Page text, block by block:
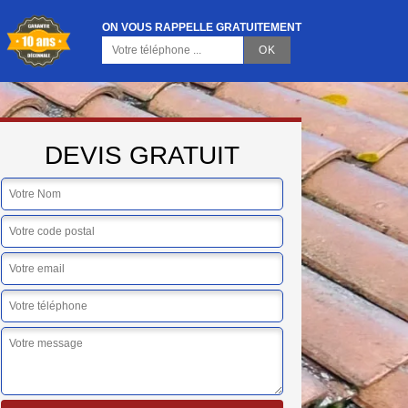
ON VOUS RAPPELLE GRATUITEMENT
DEVIS GRATUIT